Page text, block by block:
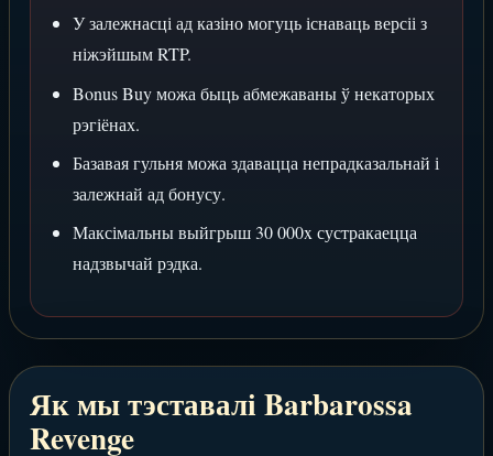
У залежнасці ад казіно могуць існаваць версіі з
ніжэйшым RTP.
Bonus Buy можа быць абмежаваны ў некаторых
рэгіёнах.
Базавая гульня можа здавацца непрадказальнай і
залежнай ад бонусу.
Максімальны выйгрыш 30 000x сустракаецца
надзвычай рэдка.
Як мы тэставалі Barbarossa
Revenge